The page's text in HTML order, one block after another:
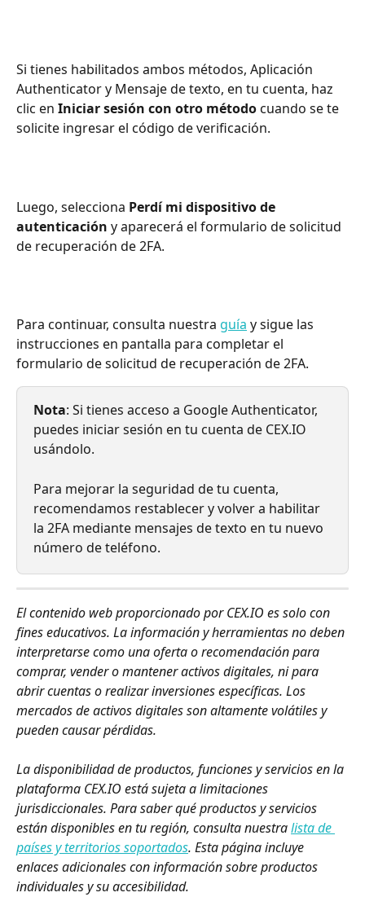
Si tienes habilitados ambos métodos, Aplicación
Authenticator y Mensaje de texto, en tu cuenta, haz
clic en Iniciar sesión con otro método cuando se te
solicite ingresar el código de verificación.
Luego, selecciona Perdí mi dispositivo de
autenticación y aparecerá el formulario de solicitud
de recuperación de 2FA.
Para continuar, consulta nuestra guía y sigue las
instrucciones en pantalla para completar el
formulario de solicitud de recuperación de 2FA.
Nota: Si tienes acceso a Google Authenticator,
puedes iniciar sesión en tu cuenta de CEX.IO
usándolo.
Para mejorar la seguridad de tu cuenta,
recomendamos restablecer y volver a habilitar
la 2FA mediante mensajes de texto en tu nuevo
número de teléfono.
El contenido web proporcionado por CEX.IO es solo con
fines educativos. La información y herramientas no deben
interpretarse como una oferta o recomendación para
comprar, vender o mantener activos digitales, ni para
abrir cuentas o realizar inversiones específicas. Los
mercados de activos digitales son altamente volátiles y
pueden causar pérdidas.
La disponibilidad de productos, funciones y servicios en la
plataforma CEX.IO está sujeta a limitaciones
jurisdiccionales. Para saber qué productos y servicios
están disponibles en tu región, consulta nuestra lista de
países y territorios soportados. Esta página incluye
enlaces adicionales con información sobre productos
individuales y su accesibilidad.